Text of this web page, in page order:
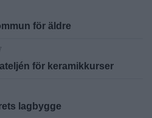
för äldre
för keramikkurser
lagbygge